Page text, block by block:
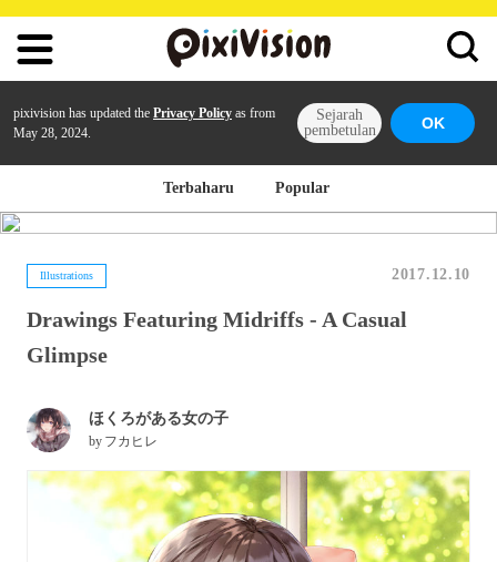
pixivision has updated the Privacy Policy as from
May 28, 2024.
Sejarah
pembetulan
OK
Terbaharu Popular
Illustrations 2017.12.10
Drawings Featuring Midriffs - A Casual
Glimpse
ほくろがある女の子
by フカヒレ